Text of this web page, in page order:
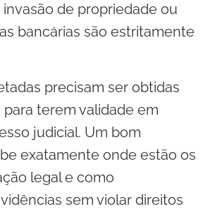
de propriedade ou
bancárias são estritamente
precisam ser obtidas
terem validade em
judicial. Um bom
exatamente onde estão os
legal e como
sem violar direitos